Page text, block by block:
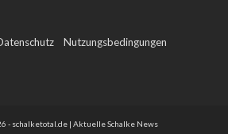
Nutzungsbedingungen
- schalketotal.de | Aktuelle Schalke News